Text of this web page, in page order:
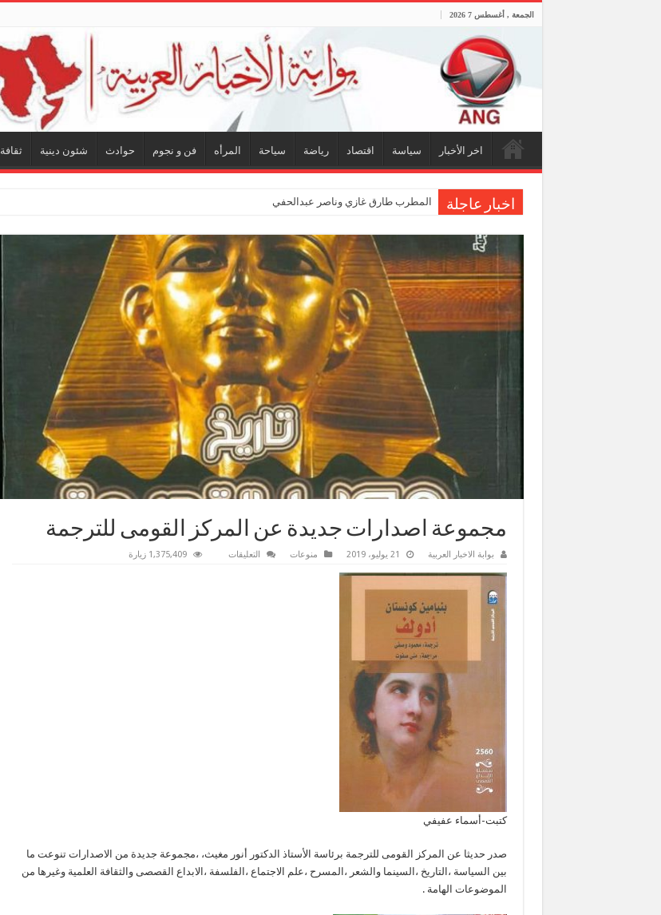
الجمعة , أغسطس 7 2026
اخر الأخبار سياسة اقتصاد رياضة سياحة المرأه فن و نجوم حوادث شئون دينية ثقافة
اخبار عاجلة المطرب طارق غازي وناصر عبدالحفيظ.. شراكة فنية ترسم ملام
مجموعة اصدارات جديدة عن المركز القومى للترجمة
بوابة الاخبار العربية 21 يوليو، 2019 منوعات التعليقات 1,375,409 زيارة
كتبت-أسماء عفيفي
صدر حديثا عن المركز القومى للترجمة برئاسة الأستاذ الدكتور أنور مغيث، ،مجموعة جديدة من الاصدارات تنوعت ما
بين السياسة ،التاريخ ،السينما والشعر ،المسرح ،علم الاجتماع ،الفلسفة ،الابداع القصصى والثقافة العلمية وغيرها من
الموضوعات الهامة .